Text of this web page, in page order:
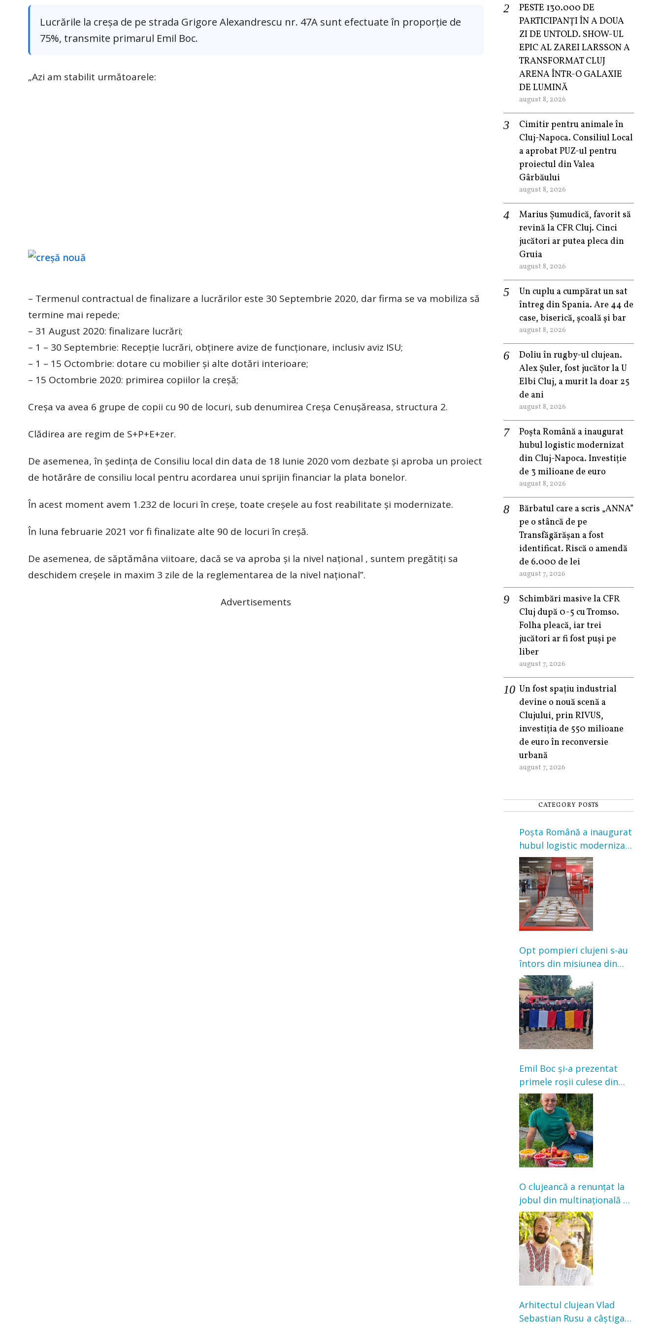
Lucrările la creșa de pe strada Grigore Alexandrescu nr. 47A sunt efectuate în proporție de
75%, transmite primarul Emil Boc.
„Azi am stabilit următoarele:
– Termenul contractual de finalizare a lucrărilor este 30 Septembrie 2020, dar firma se va mobiliza să
termine mai repede;
– 31 August 2020: finalizare lucrări;
– 1 – 30 Septembrie: Recepție lucrări, obținere avize de funcționare, inclusiv aviz ISU;
– 1 – 15 Octombrie: dotare cu mobilier și alte dotări interioare;
– 15 Octombrie 2020: primirea copiilor la creșă;
Creșa va avea 6 grupe de copii cu 90 de locuri, sub denumirea Creșa Cenușăreasa, structura 2.
Clădirea are regim de S+P+E+zer.
De asemenea, în ședința de Consiliu local din data de 18 Iunie 2020 vom dezbate și aproba un proiect
de hotărâre de consiliu local pentru acordarea unui sprijin financiar la plata bonelor.
În acest moment avem 1.232 de locuri în creșe, toate creșele au fost reabilitate și modernizate.
În luna februarie 2021 vor fi finalizate alte 90 de locuri în creșă.
De asemenea, de săptămâna viitoare, dacă se va aproba și la nivel național , suntem pregătiți sa
deschidem creșele in maxim 3 zile de la reglementarea de la nivel național”.
Advertisements
PESTE 130.000 DE
PARTICIPANȚI ÎN A DOUA
ZI DE UNTOLD. SHOW-UL
EPIC AL ZAREI LARSSON A
TRANSFORMAT CLUJ
ARENA ÎNTR-O GALAXIE
DE LUMINĂ
august 8, 2026
Cimitir pentru animale în
Cluj-Napoca. Consiliul Local
a aprobat PUZ-ul pentru
proiectul din Valea
Gârbăului
august 8, 2026
Marius Șumudică, favorit să
revină la CFR Cluj. Cinci
jucători ar putea pleca din
Gruia
august 8, 2026
Un cuplu a cumpărat un sat
întreg din Spania. Are 44 de
case, biserică, școală și bar
august 8, 2026
Doliu în rugby-ul clujean.
Alex Șuler, fost jucător la U
Elbi Cluj, a murit la doar 25
de ani
august 8, 2026
Poșta Română a inaugurat
hubul logistic modernizat
din Cluj-Napoca. Investiție
de 3 milioane de euro
august 8, 2026
Bărbatul care a scris „ANNA”
pe o stâncă de pe
Transfăgărășan a fost
identificat. Riscă o amendă
de 6.000 de lei
august 7, 2026
Schimbări masive la CFR
Cluj după 0-5 cu Tromso.
Folha pleacă, iar trei
jucători ar fi fost puși pe
liber
august 7, 2026
Un fost spațiu industrial
devine o nouă scenă a
Clujului, prin RIVUS,
investiția de 550 milioane
de euro în reconversie
urbană
august 7, 2026
CATEGORY POSTS
Poșta Română a inaugurat
hubul logistic modernizat
din Cluj-Napoca. Investiție
de 3 milioane de euro
Opt pompieri clujeni s-au
întors din misiunea din
Franța. Au intervenit la
incendii de vegetație și
pădure
Emil Boc și-a prezentat
primele roșii culese din
grădină: „Niciun magazin
nu poate oferi această
satisfacție”
O clujeancă a renunțat la
jobul din multinațională și
s-a mutat la țară. Acum
cultivă legume în grădina
bunicilor
Arhitectul clujean Vlad
Sebastian Rusu a câștigat